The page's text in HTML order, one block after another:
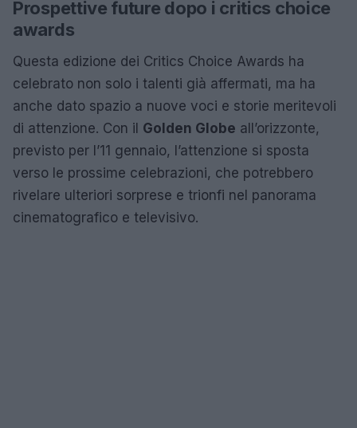
Prospettive future dopo i critics choice
awards
Questa edizione dei Critics Choice Awards ha
celebrato non solo i talenti già affermati, ma ha
anche dato spazio a nuove voci e storie meritevoli
di attenzione. Con il Golden Globe all’orizzonte,
previsto per l’11 gennaio, l’attenzione si sposta
verso le prossime celebrazioni, che potrebbero
rivelare ulteriori sorprese e trionfi nel panorama
cinematografico e televisivo.